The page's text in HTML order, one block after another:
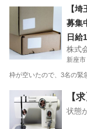
ド
【
募集
りま
日給
株式
新座市
枠が空いたので、3名の緊
埼玉 新座市 ド
【
状態